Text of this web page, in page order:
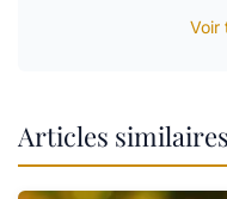
Voir
Articles similaires